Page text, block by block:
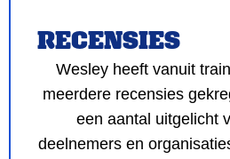
RECENSIES
Wesley heeft vanuit
meerdere recensies
een aantal uitgelicht
deelnemers en